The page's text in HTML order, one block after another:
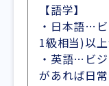
【語学】
・日本語…
1級相当)以
・英語…ビ
があれば日